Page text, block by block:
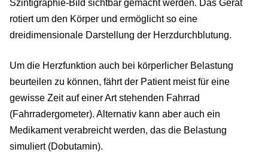
Szintigraphie-Bild sichtbar gemacht werden. Das Gerät
rotiert um den Körper und ermöglicht so eine
dreidimensionale Darstellung der Herzdurchblutung.
Um die Herzfunktion auch bei körperlicher Belastung
beurteilen zu können, fährt der Patient meist für eine
gewisse Zeit auf einer Art stehenden Fahrrad
(Fahrradergometer). Alternativ kann aber auch ein
Medikament verabreicht werden, das die Belastung
simuliert (Dobutamin).